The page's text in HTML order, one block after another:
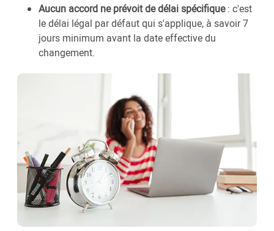
Aucun accord ne prévoit de délai spécifique: c'est
le délai légal par défaut qui s'applique, à savoir 7
jours minimum avant la date effective du
changement.